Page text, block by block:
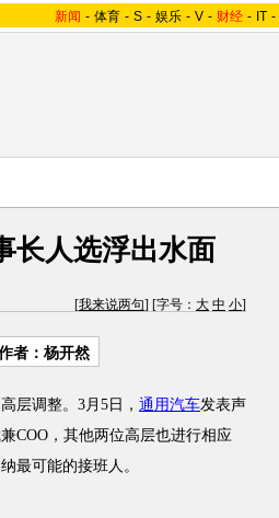
新闻 - 体育 - S - 娱乐 - V - 财经 - IT -
长人选浮出水面
[我来说两句] [字号： 大 中 小]
者：杨开然
层调整。3月5日， 通用汽车发表声
COO，其他两位高层也进行相应
最可能的接班人。